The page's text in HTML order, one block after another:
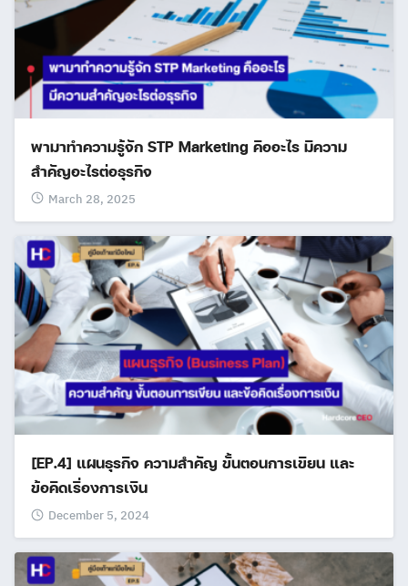
พามาทำความรู้จัก STP Marketing คืออะไร มีความ
สำคัญอะไรต่อธุรกิจ
March 28, 2025
[EP.4] แผนธุรกิจ ความสำคัญ ขั้นตอนการเขียน และ
ข้อคิดเรื่องการเงิน
December 5, 2024